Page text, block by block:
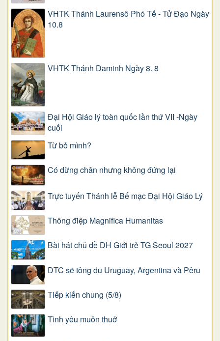
VHTK Thánh Laurensô Phó Tế - Tử Đạo Ngày
10.8
VHTK Thánh Đaminh Ngày 8. 8
Đại Hội Giáo lý toàn quốc lần thứ VII -Ngày
cuối
Từ bỏ mình?
Có dừng chân nhưng không đứng lại
Trực tuyến Thánh lễ Bế mạc Đại Hội Giáo Lý
Thông điệp Magnifica Humanitas
Bài hát chủ đề ĐH Giới trẻ TG Seoul 2027
ĐTC sẽ tông du Uruguay, Argentina và Pêru
Tiếp kiến chung (5/8)
Tình yêu muôn thuở